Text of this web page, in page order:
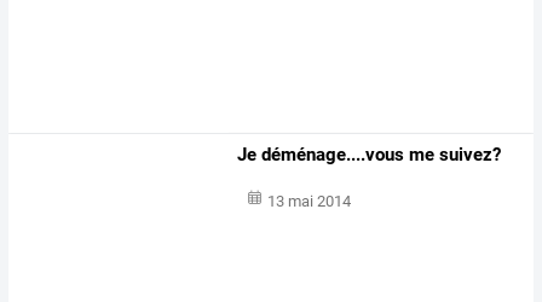
Je déménage....vous me suivez?
13 mai 2014